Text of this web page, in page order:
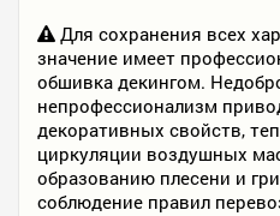
Для сохранения всех
значение имеет
обшивка декингом.
непрофессионализм
декоративных свойств,
циркуляции воздушных
образованию плесени и
соблюдение правил